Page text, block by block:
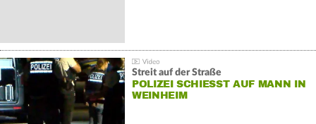
Streit auf der Straße
POLIZEI SCHIESST AUF MANN IN W
EINHEIM